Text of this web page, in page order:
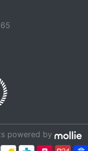
powered by